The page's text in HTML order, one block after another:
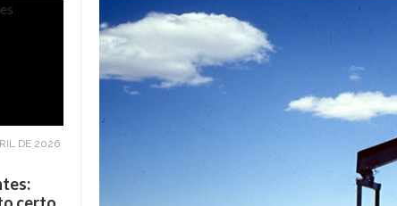
DE 2026